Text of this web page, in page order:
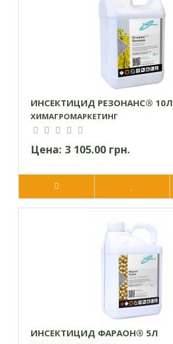
ИНСЕКТИЦИД РЕЗОНАНС® 10Л
ХИМАГРОМАРКЕТИНГ
Цена: 3 105.00 грн.
ИНСЕКТИЦИД ФАРАОН® 5Л